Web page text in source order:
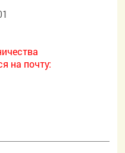
на почту: